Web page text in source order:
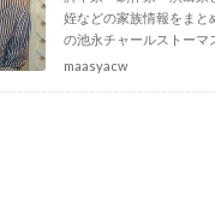
姪などの家族情報をまと
の池永チャールストーマ
maasyacw